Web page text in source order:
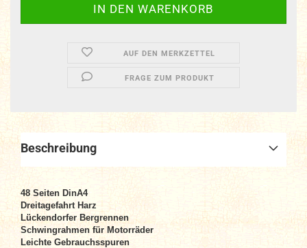
AUF DEN MERKZETTEL
FRAGE ZUM PRODUKT
Beschreibung
48 Seiten DinA4
Dreitagefahrt Harz
Lückendorfer Bergrennen
Schwingrahmen für Motorräder
Leichte Gebrauchsspuren